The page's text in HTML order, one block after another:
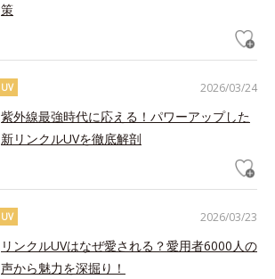
策
2026/03/24
UV
紫外線最強時代に応える！パワーアップした
新リンクルUVを徹底解剖
2026/03/23
UV
リンクルUVはなぜ愛される？愛用者6000人の
声から魅力を深掘り！